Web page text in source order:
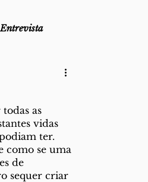
Entrevista
Lembro-me que...
Direito ao Ponto
as
vidas
ter.
como se uma
de
sequer criar